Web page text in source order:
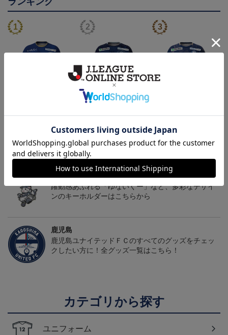
26/27オーセンティックユ 【値引き】【すぐにお届
クユニフォーム FP1st
【すぐにお届け】明治安
オーセンティックユニフ
ォーム（FP1st）
トピックス
鹿児島
躍動感あふれる「ゆないくー」など、多彩なデザイ
ンのキーホルダーはこちらから
鹿児島
鹿児島ユナイテッドＦＣのすべてのグッズをチェッ
クしたい方に！全グッズ一覧はこちら！
カテゴリから探す
ユニフォーム